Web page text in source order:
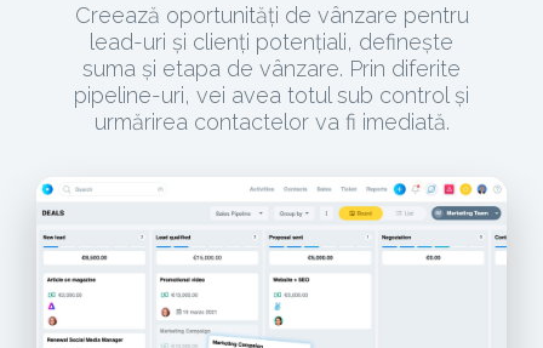
Creează oportunități de vânzare pentru
lead-uri și clienți potențiali, definește
suma și etapa de vânzare. Prin diferite
pipeline-uri, vei avea totul sub control și
urmărirea contactelor va fi imediată.